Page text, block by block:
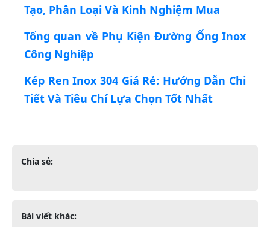
Tạo, Phân Loại Và Kinh Nghiệm Mua
Tổng quan về Phụ Kiện Đường Ống Inox
Công Nghiệp
Kép Ren Inox 304 Giá Rẻ: Hướng Dẫn Chi
Tiết Và Tiêu Chí Lựa Chọn Tốt Nhất
Chia sẻ:
Bài viết khác: